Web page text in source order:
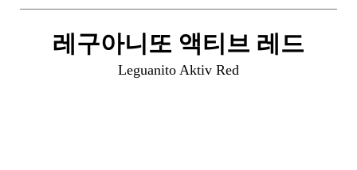
레구아니또 액티브 레드
Leguanito Aktiv Red